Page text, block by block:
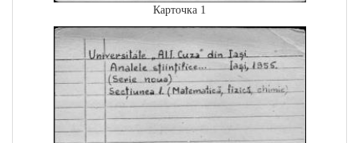
Карточка 1